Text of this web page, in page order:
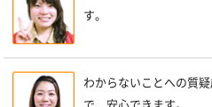
す。
わからないことへの質